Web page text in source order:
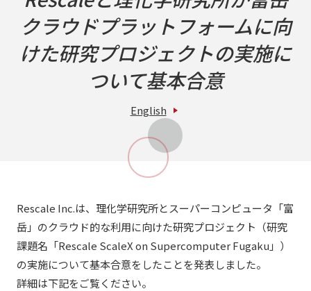
クラウドプラットフォームに向
けた研究プロジェクトの実施に
ついて基本合意
English
Rescale Inc.は、理化学研究所とスーパーコンピュータ「富
岳」のクラウド的な利用に向けた研究プロジェクト（研究
課題名「Rescale ScaleX on Supercomputer Fugaku」）
の実施について基本合意をしたことを発表しました。
詳細は下記をご覧ください。